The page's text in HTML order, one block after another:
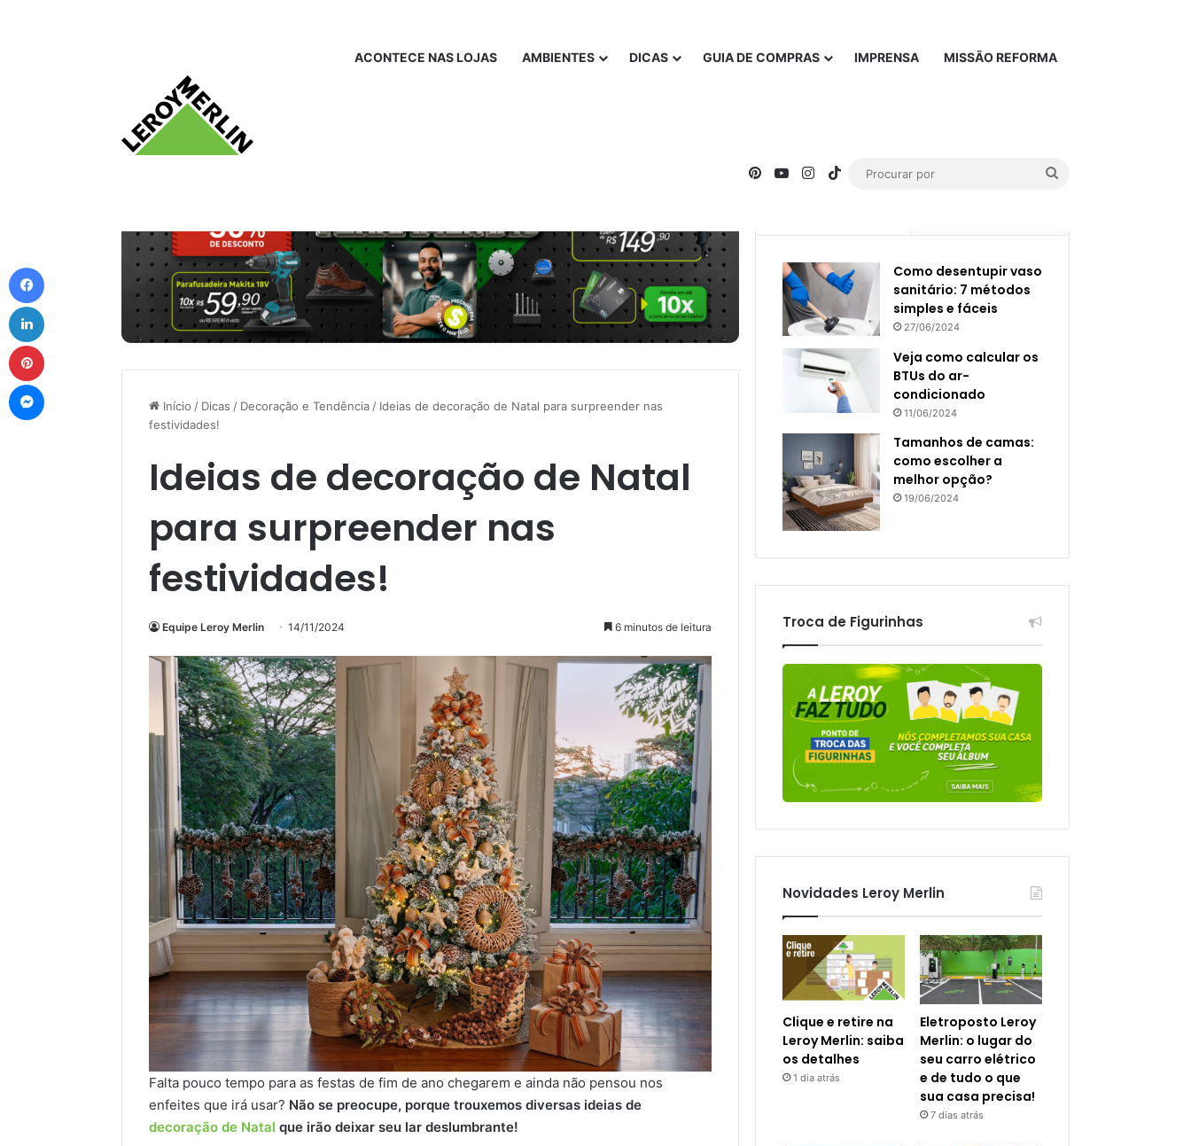
ACONTECE NAS LOJAS AMBIENTES DICAS GUIA DE COMPRAS IMPRENSA MISSÃO REFORMA
PinterestYouTubeInstagram
TikTok
Início / Dicas / Decoração e Tendência / Ideias de decoração de Natal para surpreender nas
festividades!
Ideias de decoração de Natal
para surpreender nas
festividades!
Equipe Leroy Merlin 14/11/2024 6 minutos de leitura
Falta pouco tempo para as festas de fim de ano chegarem e ainda não pensou nos
enfeites que irá usar? Não se preocupe, porque trouxemos diversas ideias de
decoração de Natal que irão deixar seu lar deslumbrante!
Como desentupir vaso
sanitário: 7 métodos
simples e fáceis
27/06/2024
Veja como calcular os
BTUs do ar-
condicionado
11/06/2024
Tamanhos de camas:
como escolher a
melhor opção?
19/06/2024
Troca de Figurinhas
Novidades Leroy Merlin
Clique e retire na
Leroy Merlin: saiba
os detalhes
1 dia atrás
Eletroposto Leroy
Merlin: o lugar do
seu carro elétrico
e de tudo o que
sua casa precisa!
7 dias atrás